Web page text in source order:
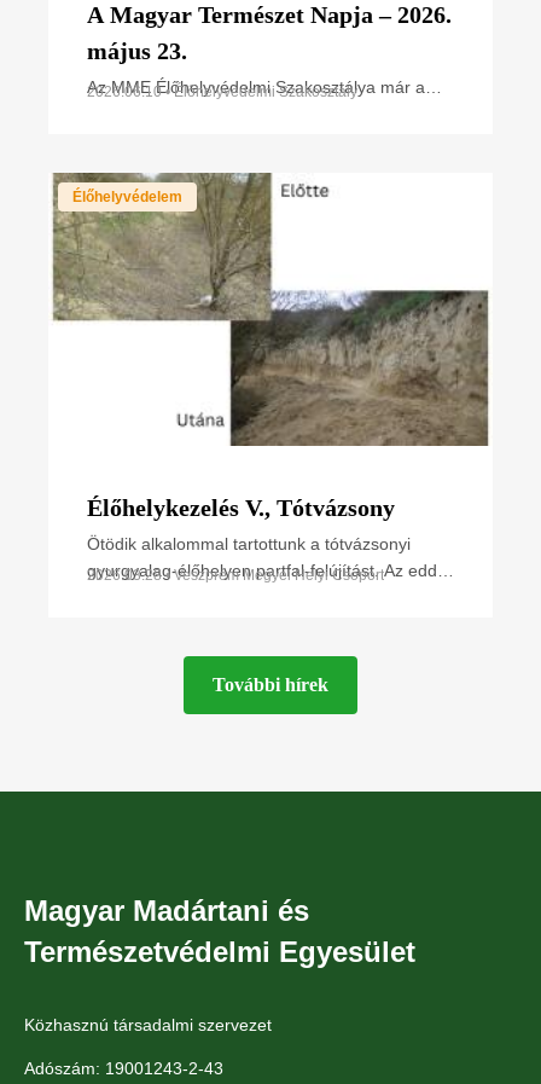
A Magyar Természet Napja – 2026.
május 23.
Az MME Élőhelyvédelmi Szakosztálya már a
2026.06.10 • Élőhelyvédelmi Szakosztály
Élőhelyvédelem
Élőhelykezelés V., Tótvázsony
Ötödik alkalommal tartottunk a tótvázsonyi
gyurgyalag-élőhelyen partfal-felújítást. Az eddigi
2026.03.28 • Veszprém Megyei Helyi Csoport
További hírek
Magyar Madártani és
Természetvédelmi Egyesület
Közhasznú társadalmi szervezet
Adószám: 19001243-2-43